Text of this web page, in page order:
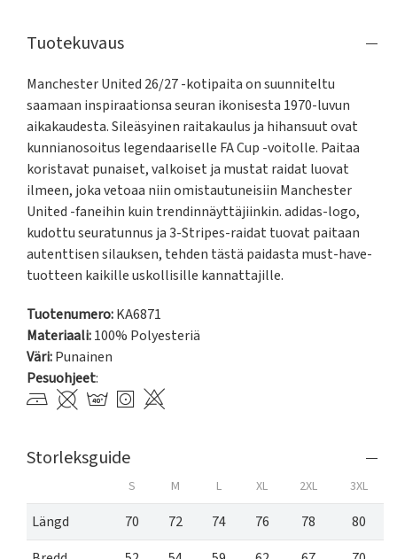
Tuotekuvaus
Manchester United 26/27 -kotipaita on suunniteltu
saamaan inspiraationsa seuran ikonisesta 1970-luvun
aikakaudesta. Sileäsyinen raitakaulus ja hihansuut ovat
kunnianosoitus legendaariselle FA Cup -voitolle. Paitaa
koristavat punaiset, valkoiset ja mustat raidat luovat
ilmeen, joka vetoaa niin omistautuneisiin Manchester
United -faneihin kuin trendinnäyttäjiinkin. adidas-logo,
kudottu seuratunnus ja 3-Stripes-raidat tuovat paitaan
autenttisen silauksen, tehden tästä paidasta must-have-
tuotteen kaikille uskollisille kannattajille.
Tuotenumero:KA6871
Materiaali:100% Polyesteriä
Väri:Punainen
Pesuohjeet:
Storleksguide
S M L XL 2XL 3XL
Längd 70 72 74 76 78
80